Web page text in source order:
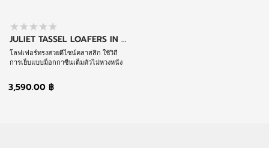
JULIET TASSEL LOAFERS IN ...
โลฟเฟอร์ทรงสวยดีไซน์คลาสสิก ใช้วิถี
การเย็บแบบม็อกกาซีนเต็มตัวไม่หวงหนัง
3,590.00 ฿